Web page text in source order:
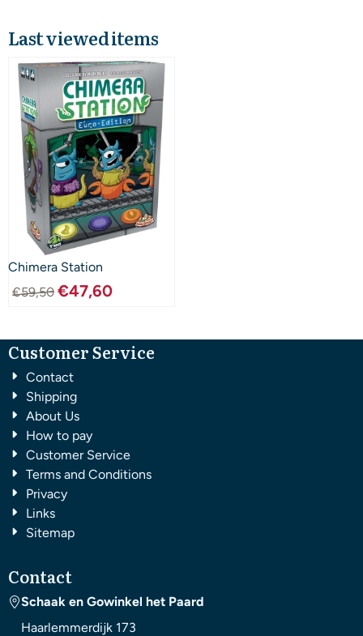
Last viewed items
Chimera Station
€59,50 €47,60
Customer Service
Contact
Shipping
About Us
How to pay
Customer Service
Terms and Conditions
Privacy
Links
Sitemap
Contact
Schaak en Gowinkel het Paard
Haarlemmerdijk 173